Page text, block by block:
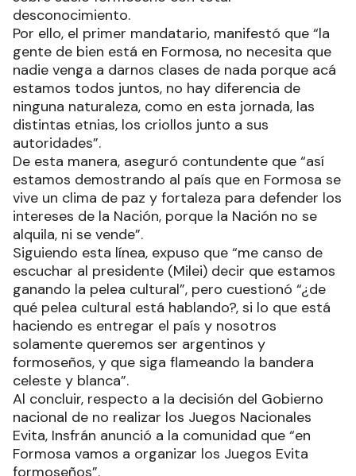
desconocimiento.
Por ello, el primer mandatario, manifestó que “la
gente de bien está en Formosa, no necesita que
nadie venga a darnos clases de nada porque acá
estamos todos juntos, no hay diferencia de
ninguna naturaleza, como en esta jornada, las
distintas etnias, los criollos junto a sus
autoridades”.
De esta manera, aseguró contundente que “así
estamos demostrando al país que en Formosa se
vive un clima de paz y fortaleza para defender los
intereses de la Nación, porque la Nación no se
alquila, ni se vende”.
Siguiendo esta línea, expuso que “me canso de
escuchar al presidente (Milei) decir que estamos
ganando la pelea cultural”, pero cuestionó “¿de
qué pelea cultural está hablando?, si lo que está
haciendo es entregar el país y nosotros
solamente queremos ser argentinos y
formoseños, y que siga flameando la bandera
celeste y blanca”.
Al concluir, respecto a la decisión del Gobierno
nacional de no realizar los Juegos Nacionales
Evita, Insfrán anunció a la comunidad que “en
Formosa vamos a organizar los Juegos Evita
formoseños”.